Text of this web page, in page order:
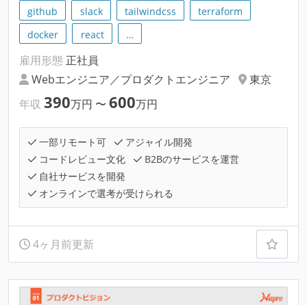
github slack tailwindcss
terraform
docker
react …
雇用形態 正社員
Webエンジニア／プロダクトエンジニア
東京
年収 390万円 〜 600万円
一部リモート可
アジャイル開発
コードレビュー文化
B2Bのサービスを運営
自社サービスを開発
オンラインで選考が受けられる
4ヶ月前更新